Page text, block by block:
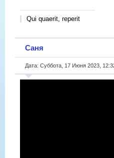
Qui quaerit, reperit
Саня
Дата: Суббота, 17 Июня 2023,